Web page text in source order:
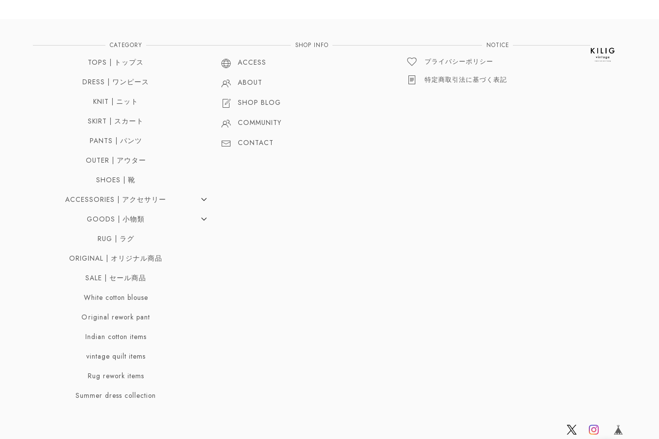
CATEGORY
TOPS | トップス
DRESS | ワンピース
KNIT | ニット
SKIRT | スカート
PANTS | パンツ
OUTER | アウター
SHOES | 靴
ACCESSORIES | アクセサリー
Pierces | ピアス
Earrings | イヤリング
Bracelet | ブレスレット・バングル
Broach | ブローチ
GOODS | 小物類
RUG | ラグ
ORIGINAL | オリジナル商品
SALE | セール商品
White cotton blouse
Original rework pant
Indian cotton items
vintage quilt items
Rug rework items
Summer dress collection
SHOP INFO
ACCESS
ABOUT
SHOP BLOG
COMMUNITY
CONTACT
NOTICE
プライバシーポリシー
特定商取引法に基づく表記